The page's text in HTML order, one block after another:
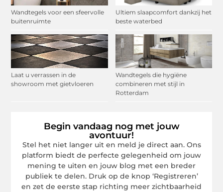
Wandtegels voor een sfeervolle
buitenruimte
Ultiem slaapcomfort dankzij het
beste waterbed
Laat u verrassen in de
showroom met gietvloeren
Wandtegels die hygiëne
combineren met stijl in
Rotterdam
Begin vandaag nog met jouw
avontuur!
Stel het niet langer uit en meld je direct aan. Ons
platform biedt de perfecte gelegenheid om jouw
mening te uiten en jouw blog met een breder
publiek te delen. Druk op de knop ‘Registreren’
en zet de eerste stap richting meer zichtbaarheid